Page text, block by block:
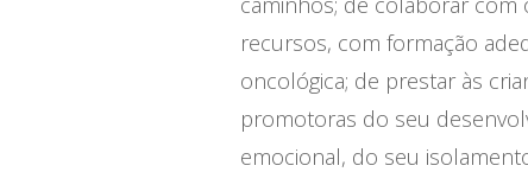
recursos, com formação
oncológica; de prestar às
promotoras do seu
emocional, do seu